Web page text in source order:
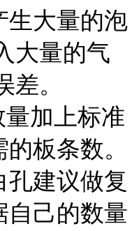
生大量的泡
大量的气
。
加上标准
板条数。
建议做复
自己的数量